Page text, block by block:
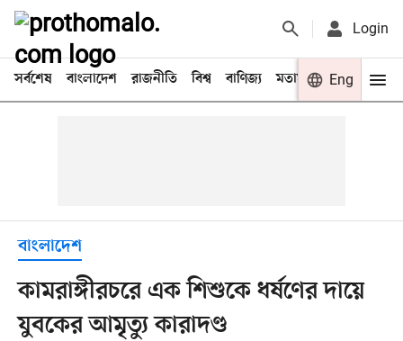
Login
সর্বশেষ বাংলাদেশ রাজনীতি বিশ্ব বাণিজ্য মতামত খেলা
Eng
বাংলাদেশ
কামরাঙ্গীরচরে এক শিশুকে ধর্ষণের দায়ে
যুবকের আমৃত্যু কারাদণ্ড